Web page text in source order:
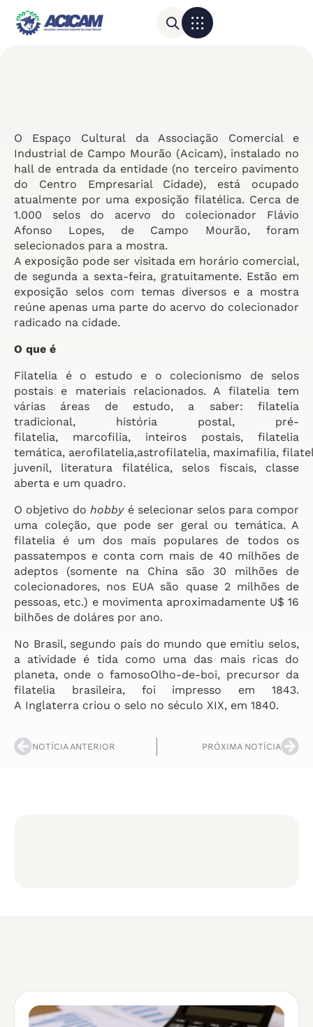
O Espaço Cultural da Associação Comercial e
Industrial de Campo Mourão (Acicam), instalado no
hall de entrada da entidade (no terceiro pavimento
do Centro Empresarial Cidade), está ocupado
atualmente por uma exposição filatélica. Cerca de
1.000 selos do acervo do colecionador Flávio
Afonso Lopes, de Campo Mourão, foram
selecionados para a mostra.
A exposição pode ser visitada em horário comercial,
de segunda a sexta-feira, gratuitamente. Estão em
exposição selos com temas diversos e a mostra
reúne apenas uma parte do acervo do colecionador
radicado na cidade.
O que é
Filatelia é o estudo e o colecionismo de selos
postais e materiais relacionados. A filatelia tem
várias áreas de estudo, a saber: filatelia
tradicional, história postal, pré-
filatelia, marcofilia, inteiros postais, filatelia
temática, aerofilatelia,astrofilatelia, maximafilia,
juvenil, literatura filatélica, selos fiscais, classe
aberta e um quadro.
O objetivo dohobbyé selecionar selos para compor
uma coleção, que pode ser geral ou temática. A
filatelia é um dos mais populares de todos os
passatempos e conta com mais de 40 milhões de
adeptos (somente na China são 30 milhões de
colecionadores, nos EUA são quase 2 milhões de
pessoas, etc.) e movimenta aproximadamente U$ 16
bilhões de doláres por ano.
No Brasil, segundo país do mundo que emitiu selos,
a atividade é tida como uma das mais ricas do
planeta, onde o famosoOlho-de-boi, precursor da
filatelia brasileira, foi impresso em 1843.
A Inglaterra criou o selo no século XIX, em 1840.
NOTÍCIA ANTERIOR PRÓXIMA NOTÍCIA